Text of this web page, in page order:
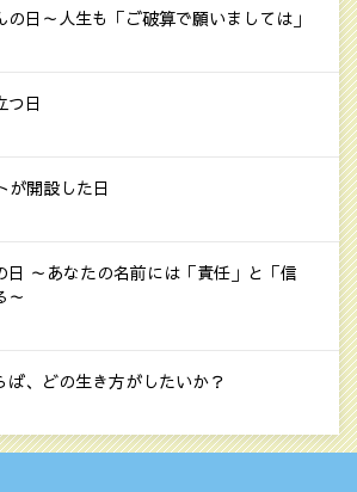
の日～人生も「ご破算で願いましては」
つ日
が開設した日
日 ～あなたの名前には「責任」と「信
～
ば、どの生き方がしたいか？